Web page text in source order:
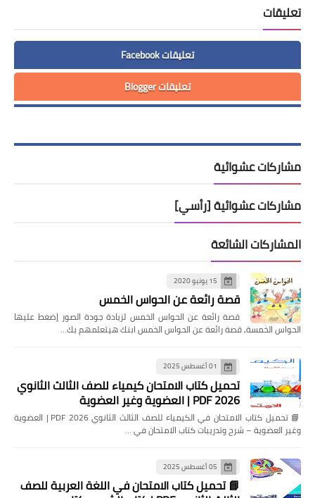
تعليقات
تعليقات Facebook
تعليقات Blogger
مشاركات عشوائية
مشاركات عشوائية [رأسي]
المشاركات الشائعة
15 يونيو 2020
قصة رائعة عن الحواس الخمس
قصة رائعة عن الحواس الخمس لزيادة جودة الصور إضغط عليها
الحواس الخمسة, قصة رائعة عن الحواس الخمس ابنك هيتعلمهم بك…
01 أغسطس 2025
تحميل كتاب الامتحان كيمياء للصف الثالث الثانوي
2026 PDF | العضوية وغير العضوية
📘 تحميل كتاب الامتحان في الكيمياء للصف الثالث الثانوي 2026 PDF | العضوية
وغير العضوية – شرح وتدريبات كتاب الامتحان في …
05 أغسطس 2025
📘 تحميل كتاب الامتحان في اللغة العربية للصف